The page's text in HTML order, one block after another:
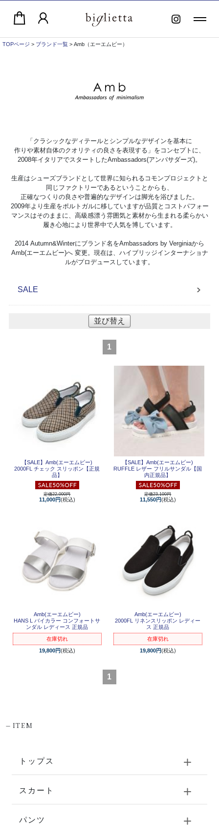
TOPページ > ブランド一覧 > Amb（エーエムビー）
「クラシックなディテールとシンプルなデザインを基本に
作りや素材自体のクオリティの良さを表現する」をコンセプトに、
2008年イタリアでスタートしたAmbassadors(アンバサダーズ)。
生産はシューズブランドとして世界に知られるコモンプロジェクトと
同じファクトリーであるということからも、
正確なつくりの良さや普遍的なデザインは脚光を浴びました。
2009年より生産をポルトガルに移していますが品質とコストパフォー
マンスはそのままに、高級感漂う雰囲気と素材から生まれる柔らかい
履き心地により世界中で人気を博しています。
2014 Autumn&Winterにブランド名をAmbassadors by Verginiaから
Amb(エーエムビー)へ 変更。現在は、ハイブリッジインターナショナ
ルがプロデュースしています。
SALE
並び替え
1
【SALE】Amb(エーエムビー)
2000FL チェック スリッポン【正規
品】
定価22,000円
11,000円(税込)
【SALE】Amb(エーエムビー)
RUFFLE レザー フリルサンダル【国
内正規品】
定価23,100円
11,550円(税込)
Amb(エーエムビー)
HANS L バイカラー コンフォートサ
ンダル レディース 正規品
在庫切れ
19,800円(税込)
Amb(エーエムビー)
2000FL リネンスリッポン レディー
ス 正規品
在庫切れ
19,800円(税込)
1
-ITEM
トップス
スカート
パンツ